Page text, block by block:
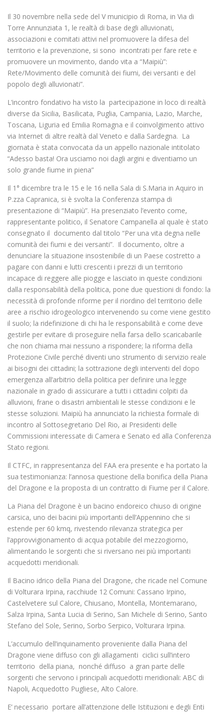
Il 30 novembre nella sede del V municipio di Roma, in Via di
Torre Annunziata 1, le realtà di base degli alluvionati,
associazioni e comitati attivi nel promuovere la difesa del
territorio e la prevenzione, si sono incontrati per fare rete e
promuovere un movimento, dando vita a “Maipiù”:
Rete/Movimento delle comunità dei fiumi, dei versanti e del
popolo degli alluvionati”.
L’incontro fondativo ha visto la partecipazione in loco di realtà
diverse da Sicilia, Basilicata, Puglia, Campania, Lazio, Marche,
Toscana, Liguria ed Emilia Romagna e il coinvolgimento attivo
via Internet di altre realtà dal Veneto e dalla Sardegna. La
giornata è stata convocata da un appello nazionale intitolato
“Adesso basta! Ora usciamo noi dagli argini e diventiamo un
solo grande fiume in piena”
Il 1° dicembre tra le 15 e le 16 nella Sala di S.Maria in Aquiro in
P.zza Capranica, si è svolta la Conferenza stampa di
presentazione di “Maipiù”. Ha presenziato l’evento come,
rappresentante politico, il Senatore Campanella al quale è stato
consegnato il documento dal titolo “Per una vita degna nelle
comunità dei fiumi e dei versanti”. Il documento, oltre a
denunciare la situazione insostenibile di un Paese costretto a
pagare con danni e lutti crescenti i prezzi di un territorio
incapace di reggere alle piogge e lasciato in queste condizioni
dalla responsabilità della politica, pone due questioni di fondo: la
necessità di profonde riforme per il riordino del territorio delle
aree a rischio idrogeologico intervenendo su come viene gestito
il suolo; la ridefinizione di chi ha le responsabilità e come deve
gestirle per evitare di proseguire nella farsa dello scaricabarile
che non chiama mai nessuno a rispondere; la riforma della
Protezione Civile perché diventi uno strumento di servizio reale
ai bisogni dei cittadini; la sottrazione degli interventi del dopo
emergenza all’arbitrio della politica per definire una legge
nazionale in grado di assicurare a tutti i cittadini colpiti da
alluvioni, frane o disastri ambientali le stesse condizioni e le
stesse soluzioni. Maipiù ha annunciato la richiesta formale di
incontro al Sottosegretario Del Rio, ai Presidenti delle
Commissioni interessate di Camera e Senato ed alla Conferenza
Stato regioni.
Il CTFC, in rappresentanza del FAA era presente e ha portato la
sua testimonianza: l’annosa questione della bonifica della Piana
del Dragone e la proposta di un contratto di Fiume per il Calore.
La Piana del Dragone è un bacino endoreico chiuso di origine
carsica, uno dei bacini più importanti dell’Appennino che si
estende per 60 kmq, rivestendo rilevanza strategica per
l’approvvigionamento di acqua potabile del mezzogiorno,
alimentando le sorgenti che si riversano nei più importanti
acquedotti meridionali.
Il Bacino idrico della Piana del Dragone, che ricade nel Comune
di Volturara Irpina, racchiude 12 Comuni: Cassano Irpino,
Castelvetere sul Calore, Chiusano, Montella, Montemarano,
Salza Irpina, Santa Lucia di Serino, San Michele di Serino, Santo
Stefano del Sole, Serino, Sorbo Serpico, Volturara Irpina.
L’accumulo dell’inquinamento proveniente dalla Piana del
Dragone viene diffuso con gli allagamenti ciclici sull’intero
territorio della piana, nonché diffuso a gran parte delle
sorgenti che servono i principali acquedotti meridionali: ABC di
Napoli, Acquedotto Pugliese, Alto Calore.
E’ necessario portare all’attenzione delle Istituzioni e degli Enti